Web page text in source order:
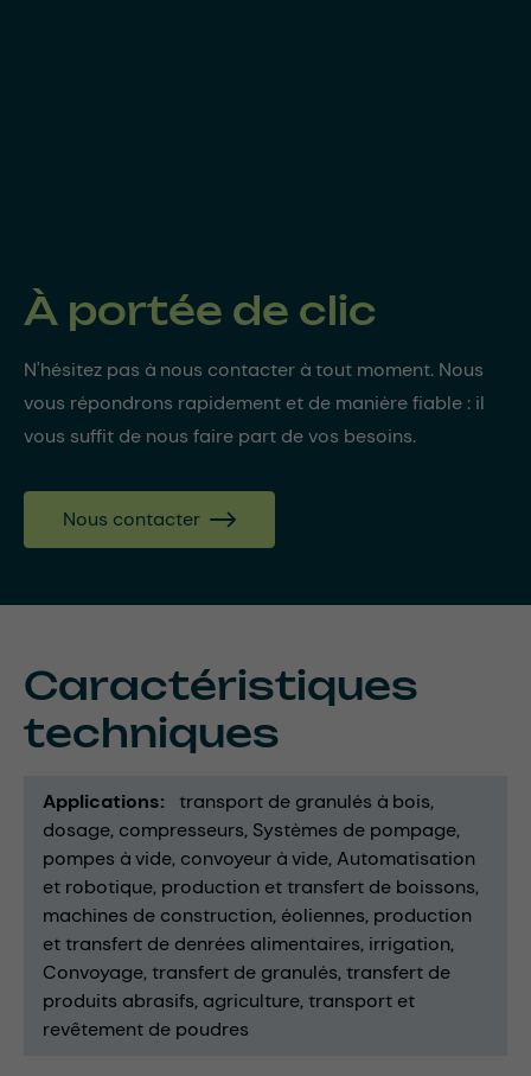
À portée de clic
N'hésitez pas à nous contacter à tout moment. Nous
vous répondrons rapidement et de manière fiable : il
vous suffit de nous faire part de vos besoins.
Nous contacter
Caractéristiques
techniques
Applications
transport de granulés à bois
dosage compresseurs Systèmes de pompage
pompes à vide convoyeur à vide Automatisation
et robotique production et transfert de boissons
machines de construction éoliennes production
et transfert de denrées alimentaires irrigation
Convoyage transfert de granulés transfert de
produits abrasifs agriculture transport et
revêtement de poudres